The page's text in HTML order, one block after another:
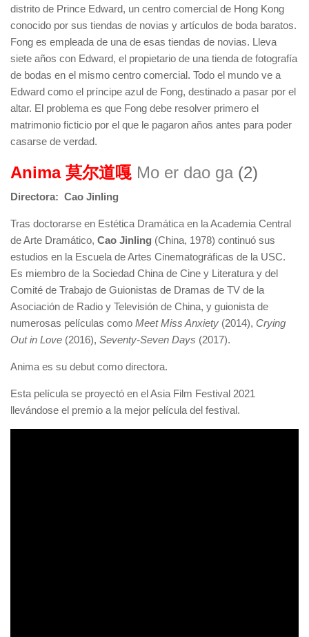
distrito de Prince Edward, un centro comercial de Hong Kong
conocido por sus tiendas de novias y artículos de boda baratos.
Fong es empleada de una de esas tiendas de novias. Lleva
siete años con Edward, el propietario de una tienda de fotografía
de bodas en el mismo centro comercial. Todo el mundo ve a
Edward como el príncipe azul de Fong, destinado a pasar por el
altar. El problema es que Fong debe resolver primero el
matrimonio ficticio por el que le pagaron años antes para poder
casarse de verdad.
Anima 莫尔道嘎 Mo er dao ga (2)
Directora: Cao Jinling
Tras doctorarse en Estética Dramática en la Academia Central
de Arte Dramático, Cao Jinling (China, 1978) continuó sus
estudios en la Escuela de Artes Cinematográficas de la USC.
Es miembro de la Sociedad China de Cine y Literatura y del
Comité de Trabajo de Guionistas de Dramas de TV de la
Asociación de Radio y Televisión de China, y guionista de
numerosas películas como Meet Miss Anxiety (2014), Crying
Out in Love (2016), Seventy-Seven Days (2017).
Anima es su debut como directora.
Esta película se proyectó en el Asia Film Festival 2021
llevándose el premio a la mejor película del festival.